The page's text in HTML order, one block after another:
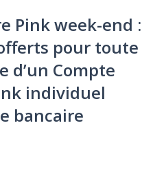
Pink week-end :
pour toute
d’un Compte
individuel
bancaire